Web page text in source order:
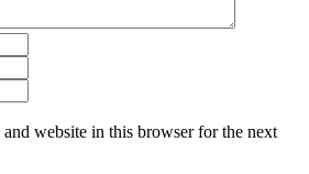
and website in this browser for the next